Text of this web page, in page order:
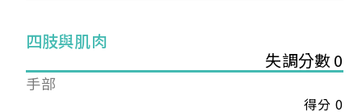
四肢與肌肉
失調分數 0
手部
得分 0
您已成功送出會員申請
您好，您的會員申請，已成功送出，經本協會理事
會審核通過後即通知您進行繳費，繳費資訊如下